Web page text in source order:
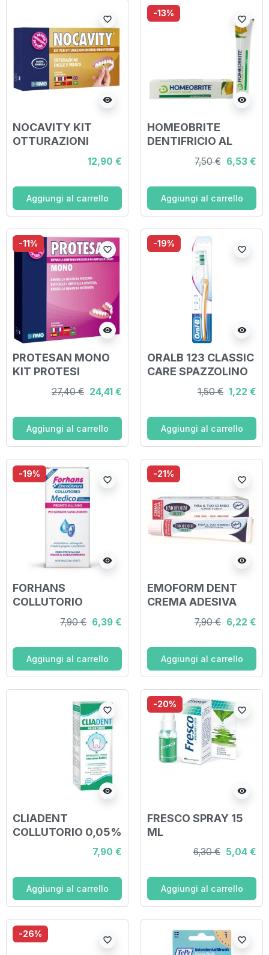
visibility
favorite_border
NOCAVITY KIT
OTTURAZIONI
12,90 €
Aggiungi al carrello
-13%
visibility
favorite_border
HOMEOBRITE
DENTIFRICIO AL
LIMONE 75 ML
7,50 € 6,53 €
Aggiungi al carrello
-11%
visibility
favorite_border
PROTESAN MONO
KIT PROTESI
MONOUSO
27,40 € 24,41 €
Aggiungi al carrello
-19%
visibility
favorite_border
ORALB 123 CLASSIC
CARE SPAZZOLINO
MANUALE
1,50 € 1,22 €
Aggiungi al carrello
-19%
visibility
favorite_border
FORHANS
COLLUTORIO
7,90 € 6,39 €
Aggiungi al carrello
-21%
visibility
favorite_border
EMOFORM DENT
CREMA ADESIVA
PER PROTESI
DENTALE 45 G
7,90 € 6,22 €
Aggiungi al carrello
visibility
favorite_border
CLIADENT
COLLUTORIO 0,05%
CLOREXIDINA 200
7,90 €
Aggiungi al carrello
-20%
visibility
favorite_border
FRESCO SPRAY 15
ML
6,30 € 5,04 €
Aggiungi al carrello
-26%
favorite_border favorite_border